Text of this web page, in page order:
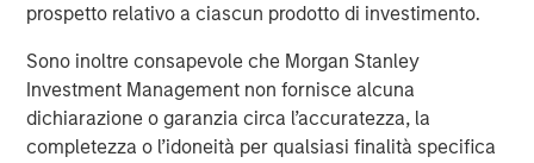
prospetto relativo a ciascun prodotto di investimento.
Sono inoltre consapevole che Morgan Stanley
Investment Management non fornisce alcuna
dichiarazione o garanzia circa l’accuratezza, la
completezza o l’idoneità per qualsiasi finalità specifica
Morgan Stanley Capital Partners Agrees to
Sell Sila Services
ARTICOLO